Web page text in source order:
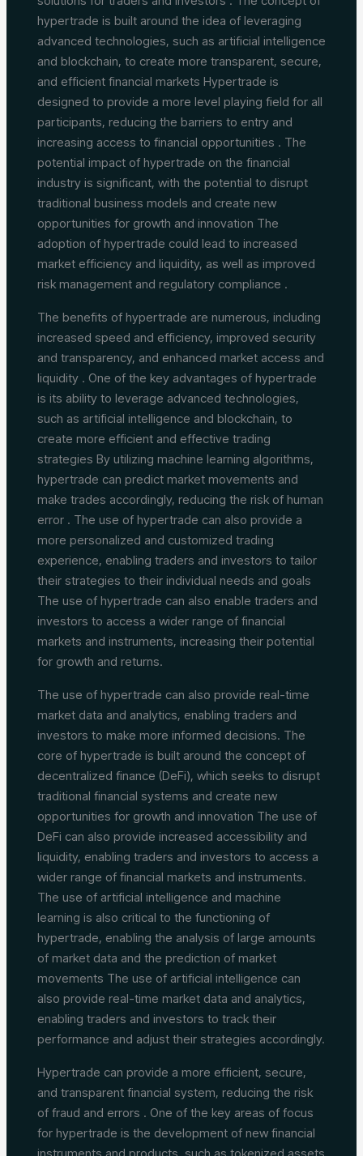
hypertrade is built around the idea of leveraging
advanced technologies, such as artificial intelligence
and blockchain, to create more transparent, secure,
and efficient financial markets Hypertrade is
designed to provide a more level playing field for all
participants, reducing the barriers to entry and
increasing access to financial opportunities . The
potential impact of hypertrade on the financial
industry is significant, with the potential to disrupt
traditional business models and create new
opportunities for growth and innovation The
adoption of hypertrade could lead to increased
market efficiency and liquidity, as well as improved
risk management and regulatory compliance .
The benefits of hypertrade are numerous, including
increased speed and efficiency, improved security
and transparency, and enhanced market access and
liquidity . One of the key advantages of hypertrade
is its ability to leverage advanced technologies,
such as artificial intelligence and blockchain, to
create more efficient and effective trading
strategies By utilizing machine learning algorithms,
hypertrade can predict market movements and
make trades accordingly, reducing the risk of human
error . The use of hypertrade can also provide a
more personalized and customized trading
experience, enabling traders and investors to tailor
their strategies to their individual needs and goals
The use of hypertrade can also enable traders and
investors to access a wider range of financial
markets and instruments, increasing their potential
for growth and returns.
The use of hypertrade can also provide real-time
market data and analytics, enabling traders and
investors to make more informed decisions. The
core of hypertrade is built around the concept of
decentralized finance (DeFi), which seeks to disrupt
traditional financial systems and create new
opportunities for growth and innovation The use of
DeFi can also provide increased accessibility and
liquidity, enabling traders and investors to access a
wider range of financial markets and instruments.
The use of artificial intelligence and machine
learning is also critical to the functioning of
hypertrade, enabling the analysis of large amounts
of market data and the prediction of market
movements The use of artificial intelligence can
also provide real-time market data and analytics,
enabling traders and investors to track their
performance and adjust their strategies accordingly.
Hypertrade can provide a more efficient, secure,
and transparent financial system, reducing the risk
of fraud and errors . One of the key areas of focus
for hypertrade is the development of new financial